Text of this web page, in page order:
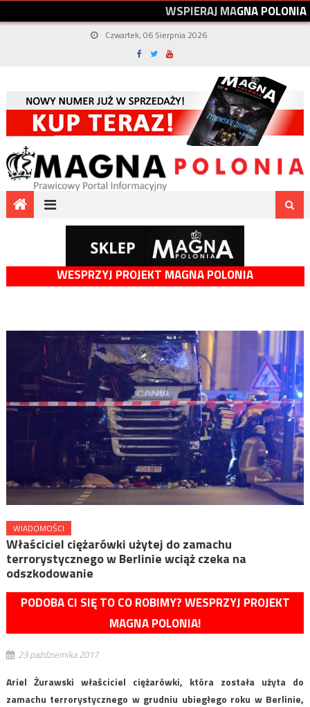
WSPIERAJMAGNAPOLONIA
Czwartek, 06 Sierpnia 2026
WESPRZYJ PROJEKT MAGNA POLONIA
WIADOMOŚCI
Właściciel ciężarówki użytej do zamachu
terrorystycznego w Berlinie wciąż czeka na
odszkodowanie
PODOBA CI SIĘ TO CO ROBIMY? WESPRZYJ PROJEKT
MAGNA POLONIA!
23 października 2017
Ariel Żurawski właściciel ciężarówki, która została użyta do
zamachu terrorystycznego w grudniu ubiegłego roku w Berlinie,